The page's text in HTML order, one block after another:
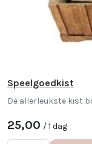
Speelgoedkist
De allerleukste kist
25,00 / 1 dag